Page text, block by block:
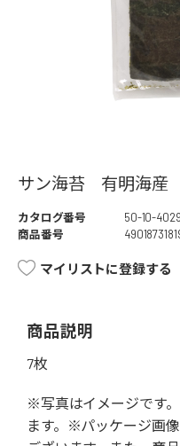
サン海苔 有明海産
カタログ番号
50-10-
商品番号
マイリストに登録する
商品説明
7枚
※写真はイメージです
ます。※パッケージ画